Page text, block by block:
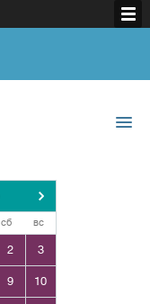
сб вс
2 3
9 10